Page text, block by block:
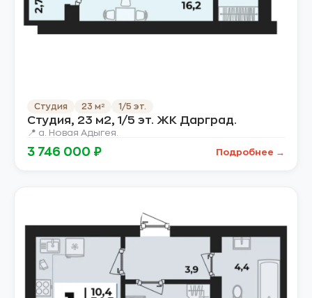
Студия 23 м² 1/5 эт.
Студия, 23 м2, 1/5 эт. ЖК Дарград.
📍 а. Новая Адыгея.
3 746 000 ₽ Подробнее →